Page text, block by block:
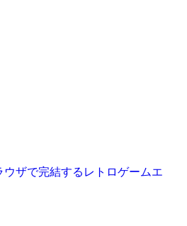
ウザで完結するレトロゲームエ